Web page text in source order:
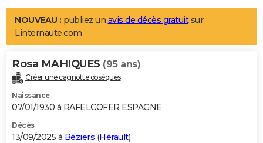
LIFESTYLE
Art de vivre
Bien-être
Loisirs
Mode
Modes de vie
Alimentation
Guide de la santé
Maladies
Médicaments
Sommeil
VOYAGE
Destinations
City break
Voyage nature
Voyage de noces
Forum
Climat
+PHOTO
GUIDES D'ACHAT
BONS PLANS
NOUVEAU : publiez un avis de décès gratuitsur
Linternaute.com
Rosa MAHIQUES (95 ans)
Créer une cagnotte obsèques
Naissance
07/01/1930 à RAFELCOFER ESPAGNE
Décès
13/09/2025 à Béziers (Hérault)